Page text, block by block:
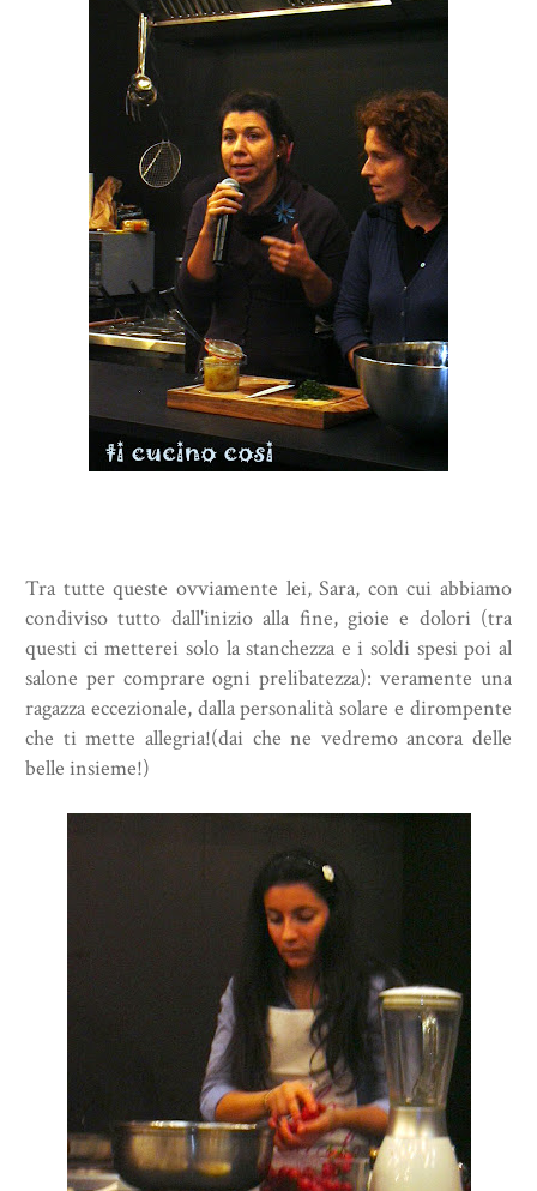
Tra tutte queste ovviamente lei,Sara, con cui abbiamo
condiviso tutto dall'inizio alla fine, gioie e dolori (tra
questi ci metterei solo la stanchezza e i soldi spesi poi al
salone per comprare ogni prelibatezza): veramente una
ragazza eccezionale, dalla personalità solare e dirompente
che ti mette allegria!(dai che ne vedremo ancora delle
belle insieme!)